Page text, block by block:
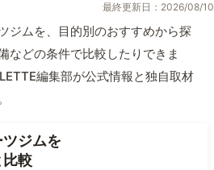
最終更新日：2026/08/10
ジムを、目的別のおすすめから探
などの条件で比較したりできま
編集部が公式情報と独自取材
ジムを
較